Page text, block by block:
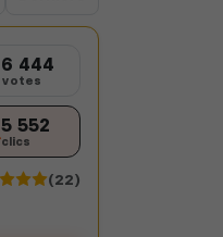
6 444
votes
5 552
clics
(22)